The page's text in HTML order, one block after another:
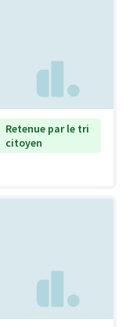
Retenue par le tri
citoyen